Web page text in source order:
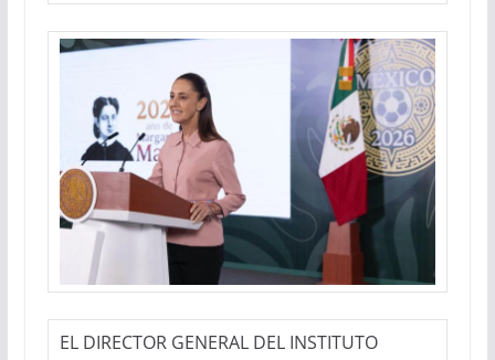
EL DIRECTOR GENERAL DEL INSTITUTO